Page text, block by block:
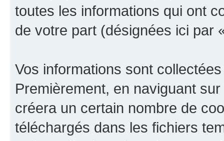
toutes les informations qui ont
de votre part (désignées ici par
Vos informations sont
Premièrement, en naviguant
créera un certain nombre de
téléchargés dans les fichiers